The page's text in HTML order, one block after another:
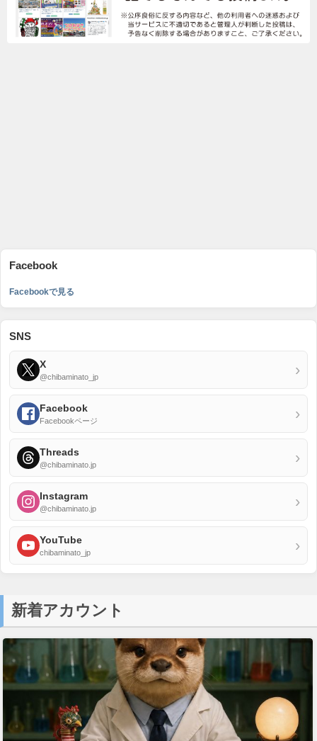
Facebook
Facebookで見る
SNS
X
@chibaminato_jp ›
Facebook
Facebookページ ›
Threads
@chibaminato.jp ›
Instagram
@chibaminato.jp ›
YouTube
chibaminato_jp ›
新着アカウント